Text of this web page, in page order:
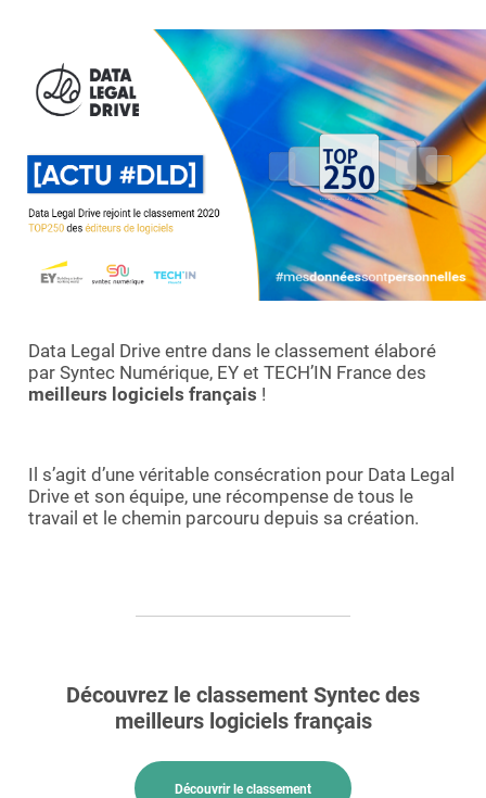
Data Legal Drive entre dans le classement élaboré
par Syntec Numérique, EY et TECH’IN France des
meilleurs logiciels français !
Il s’agit d’une véritable consécration pour Data Legal
Drive et son équipe, une récompense de tous le
travail et le chemin parcouru depuis sa création.
Découvrez le classement Syntec des
meilleurs logiciels français
Découvrir le classement